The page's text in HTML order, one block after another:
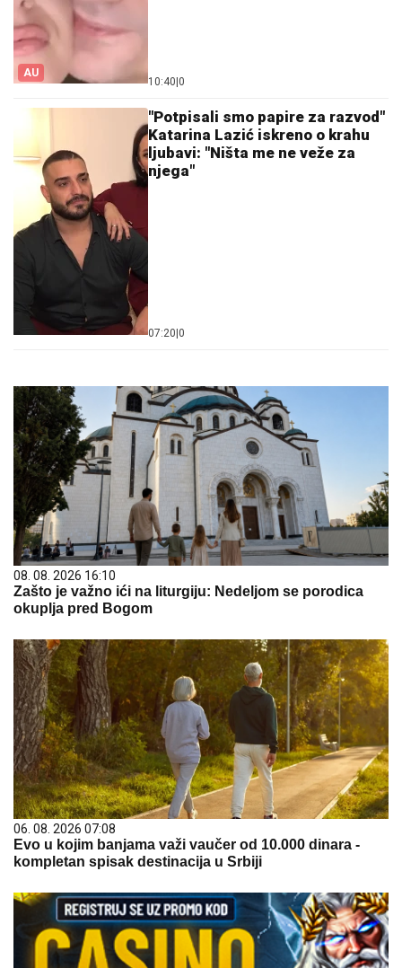
AU
10:40 0
"Potpisali smo papire za razvod"
Katarina Lazić iskreno o krahu
ljubavi: "Ništa me ne veže za
njega"
07:20 0
08. 08. 2026 16:10
Zašto je važno ići na liturgiju: Nedeljom se porodica
okuplja pred Bogom
06. 08. 2026 07:08
Evo u kojim banjama važi vaučer od 10.000 dinara -
kompletan spisak destinacija u Srbiji